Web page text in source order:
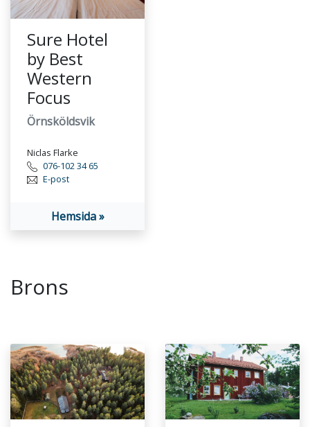
Sure Hotel
by Best
Western
Focus
Örnsköldsvik
Niclas Flarke
076-102 34 65
E-post
Hemsida »
Brons